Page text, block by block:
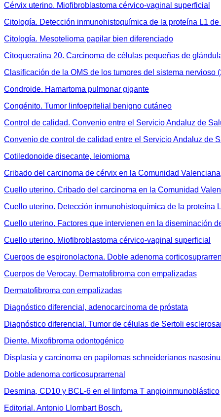
Cérvix uterino. Miofibroblastoma cérvico-vaginal superficial
Citología. Detección inmunohistoquímica de la proteína L1 de
Citología. Mesotelioma papilar bien diferenciado
Citoqueratina 20. Carcinoma de células pequeñas de
Clasificación de la OMS de los tumores del sistema nervioso
Condroide. Hamartoma pulmonar gigante
Congénito. Tumor linfoepitelial benigno cutáneo
Control de calidad. Convenio entre el Servicio Andaluz de
Convenio de control de calidad entre el Servicio Andaluz de
Cotiledonoide disecante, leiomioma
Cribado del carcinoma de cérvix en la Comunidad Valenciana
Cuello uterino. Cribado del carcinoma en la Comunidad
Cuello uterino. Detección inmunohistoquímica de la proteína
Cuello uterino. Factores que intervienen en la diseminación
Cuello uterino. Miofibroblastoma cérvico-vaginal superficial
Cuerpos de espironolactona. Doble adenoma
Cuerpos de Verocay. Dermatofibroma con empalizadas
Dermatofibroma con empalizadas
Diagnóstico diferencial, adenocarcinoma de próstata
Diagnóstico diferencial. Tumor de células de Sertoli
Diente. Mixofibroma odontogénico
Displasia y carcinoma en papilomas schneiderianos
Doble adenoma corticosuprarrenal
Desmina, CD10 y BCL-6 en el linfoma T angioinmunoblástico
Editorial. Antonio Llombart Bosch.